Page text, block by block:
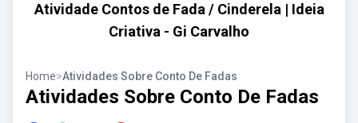
Atividade Contos de Fada / Cinderela | Ideia
Criativa - Gi Carvalho
Home>Atividades Sobre Conto De Fadas
Atividades Sobre Conto De Fadas